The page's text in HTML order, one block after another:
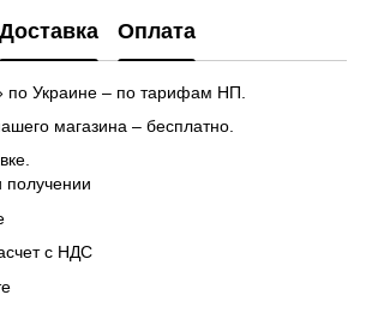
Доставка Оплата
по Украине – по тарифам НП.
магазина – бесплатно.
с НДС